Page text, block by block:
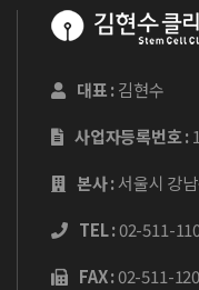
대표 :김현수
사업자등록번호 :
본사 :서울시 강
TEL :02-511-
FAX :02-511-